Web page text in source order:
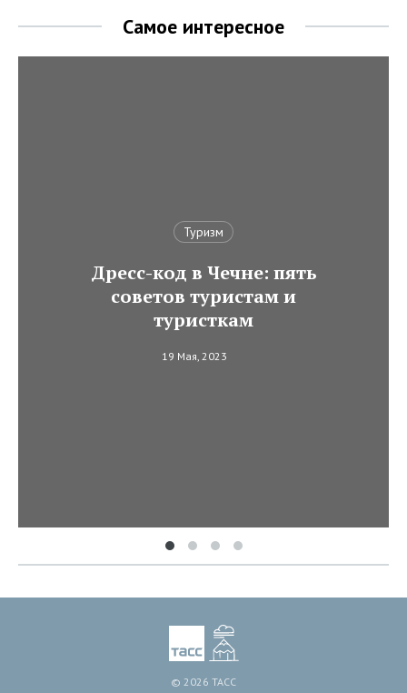
Самое интересное
Туризм
Дресс-код в Чечне: пять
советов туристам и
туристкам
19 Мая, 2023
© 2026 ТАСС